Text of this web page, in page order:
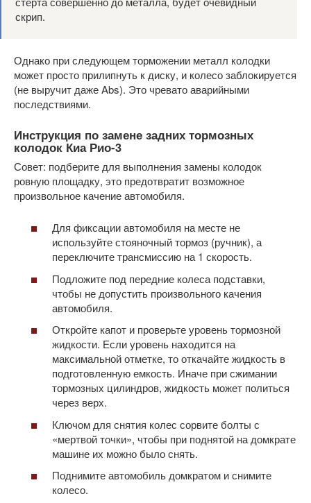
скрип.
Однако при следующем торможении металл колодки
может просто прилипнуть к диску, и колесо заблокируется
(не выручит даже Abs). Это чревато аварийными
последствиями.
Инструкция по замене задних тормозных
колодок Киа Рио-3
Совет: подберите для выполнения замены колодок
ровную площадку, это предотвратит возможное
произвольное качение автомобиля.
Для фиксации автомобиля на месте не
используйте стояночный тормоз (ручник), а
переключите трансмиссию на 1 скорость.
Подложите под передние колеса подставки,
чтобы не допустить произвольного качения
автомобиля.
Откройте капот и проверьте уровень тормозной
жидкости. Если уровень находится на
максимальной отметке, то откачайте жидкость в
подготовленную емкость. Иначе при сжимании
тормозных цилиндров, жидкость может политься
через верх.
Ключом для снятия колес сорвите болты с
«мертвой точки», чтобы при поднятой на домкрате
машине их можно было снять.
Поднимите автомобиль домкратом и снимите
колесо.